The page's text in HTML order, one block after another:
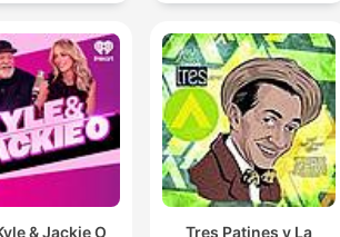
& Jackie O Tres Patines y La